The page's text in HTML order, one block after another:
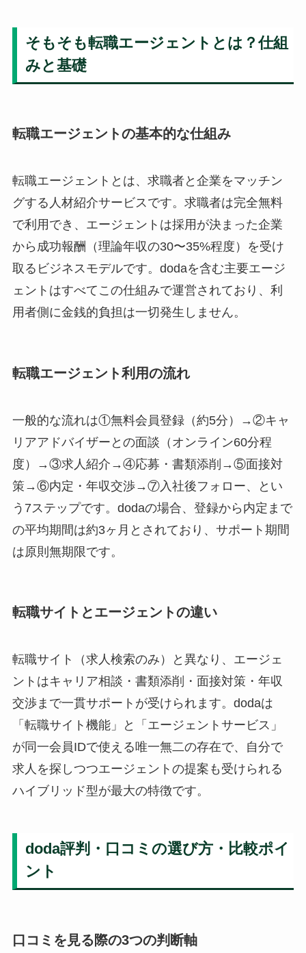
そもそも転職エージェントとは？仕組
みと基礎
転職エージェントの基本的な仕組み
転職エージェントとは、求職者と企業をマッチン
グする人材紹介サービスです。求職者は完全無料
で利用でき、エージェントは採用が決まった企業
から成功報酬（理論年収の30〜35%程度）を受け
取るビジネスモデルです。dodaを含む主要エージ
ェントはすべてこの仕組みで運営されており、利
用者側に金銭的負担は一切発生しません。
転職エージェント利用の流れ
一般的な流れは①無料会員登録（約5分）→②キャ
リアアドバイザーとの面談（オンライン60分程
度）→③求人紹介→④応募・書類添削→⑤面接対
策→⑥内定・年収交渉→⑦入社後フォロー、とい
う7ステップです。dodaの場合、登録から内定まで
の平均期間は約3ヶ月とされており、サポート期間
は原則無期限です。
転職サイトとエージェントの違い
転職サイト（求人検索のみ）と異なり、エージェ
ントはキャリア相談・書類添削・面接対策・年収
交渉まで一貫サポートが受けられます。dodaは
「転職サイト機能」と「エージェントサービス」
が同一会員IDで使える唯一無二の存在で、自分で
求人を探しつつエージェントの提案も受けられる
ハイブリッド型が最大の特徴です。
doda評判・口コミの選び方・比較ポイ
ント
口コミを見る際の3つの判断軸